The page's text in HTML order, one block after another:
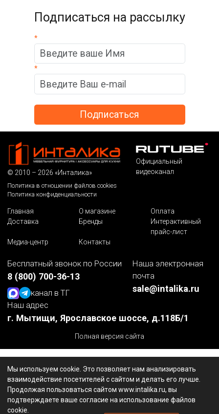
Подписаться на рассылку
*
*
Мы используем cookie. Это позволяет нам анализировать
взаимодействие посетителей с сайтом и делать его лучше.
Продолжая пользоваться сайтом www.intalika.ru, вы
подтверждаете ваше согласие на использование файлов
cookie.
© 2010 – 2026 «Инталика»
Политика в отношении файлов cookies
Политика конфиденциальности
Официальный
видеоканал
Главная О магазине
Оплата
Доставка
Бренды
Интерактивный
прайс-лист
Медиа-центр
Контакты
Бесплатный звонок по России
8 (800) 700-36-13
канал в ТГ
Наша электронная
почта
sale@intalika.ru
Наш адрес
г. Мытищи, Ярославское шоссе, д.118Б/1
Полная версия сайта